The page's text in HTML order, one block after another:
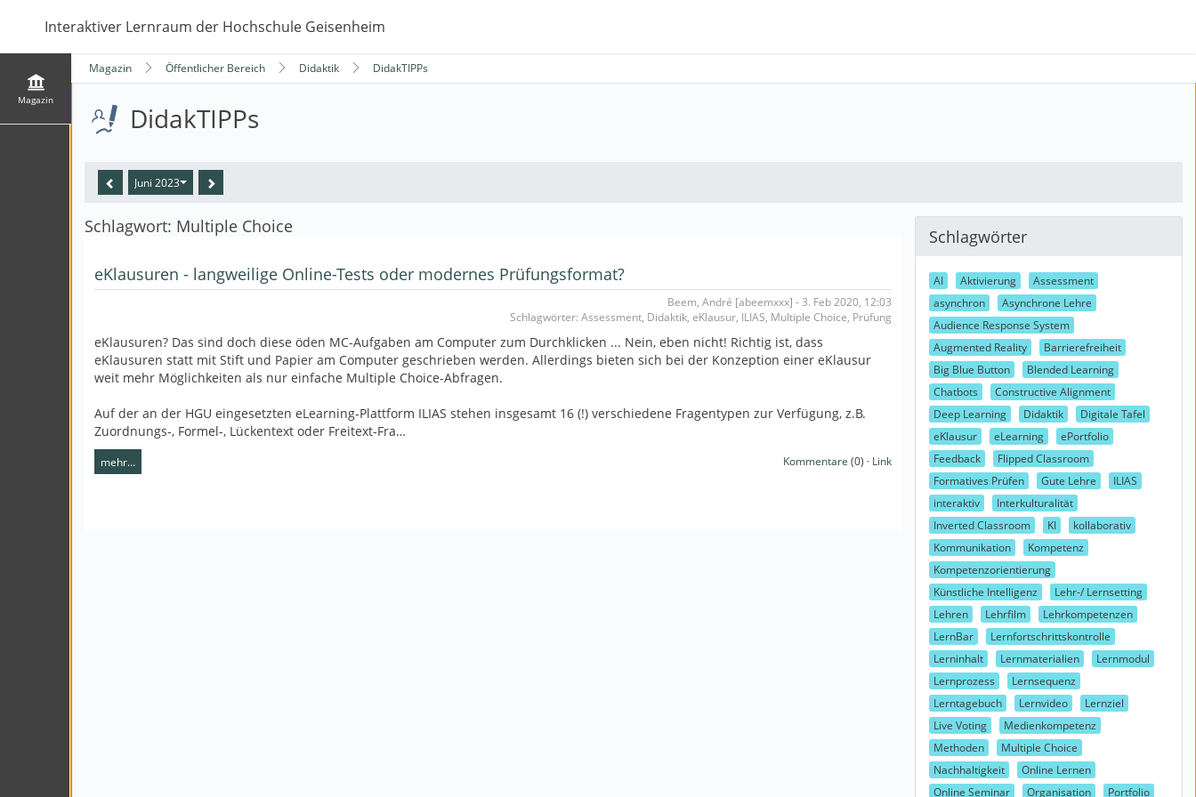
Interaktiver Lernraum der Hochschule Geisenheim
Magazin
Magazin Öffentlicher Bereich Didaktik DidakTIPPs
DidakTIPPs
Juni 2023
Schlagwort: Multiple Choice
eKlausuren - langweilige Online-Tests oder modernes Prüfungsformat?
Beem, André [abeemxxx] - 3. Feb 2020, 12:03
Schlagwörter: Assessment, Didaktik, eKlausur, ILIAS, Multiple Choice, Prüfung
eKlausuren? Das sind doch diese öden MC-Aufgaben am Computer zum Durchklicken ... Nein, eben nicht! Richtig ist, dass
eKlausuren statt mit Stift und Papier am Computer geschrieben werden. Allerdings bieten sich bei der Konzeption einer eKlausur
weit mehr Möglichkeiten als nur einfache Multiple Choice-Abfragen.
Auf der an der HGU eingesetzten eLearning-Plattform ILIAS stehen insgesamt 16 (!) verschiedene Fragentypen zur Verfügung, z.B.
Zuordnungs-, Formel-, Lückentext oder Freitext-Fra…
mehr… Kommentare (0) · Link
Schlagwörter
AI Aktivierung
Assessment
asynchron
Asynchrone Lehre
Audience Response System
Augmented Reality
Barrierefreiheit
Big Blue Button
Blended Learning
Chatbots
Constructive Alignment
Deep Learning
Didaktik
Digitale Tafel
eKlausur
eLearning
ePortfolio
Feedback
Flipped Classroom
Formatives Prüfen
Gute Lehre
ILIAS
interaktiv
Interkulturalität
Inverted Classroom
KI
kollaborativ
Kommunikation
Kompetenz
Kompetenzorientierung
Künstliche Intelligenz
Lehr-/ Lernsetting
Lehren
Lehrfilm
Lehrkompetenzen
LernBar
Lernfortschrittskontrolle
Lerninhalt
Lernmaterialien
Lernmodul
Lernprozess
Lernsequenz
Lerntagebuch
Lernvideo
Lernziel
Live Voting
Medienkompetenz
Methoden
Multiple Choice
Nachhaltigkeit
Online Lernen
Online Seminar
Organisation Portfolio